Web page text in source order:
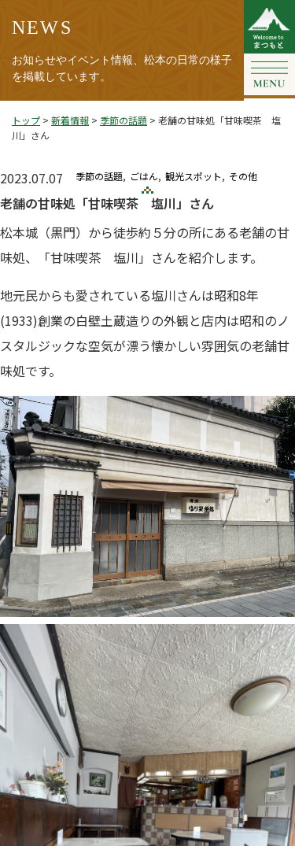
NEWS
お知らせやイベント情報、松本の日常の様子
を掲載しています。
トップ > 新着情報 > 季節の話題 > 老舗の甘味処「甘味喫茶 塩
川」さん
2023.07.07 季節の話題 ごはん 観光スポット その他
老舗の甘味処「甘味喫茶 塩川」さん
松本城（黒門）から徒歩約５分の所にある老舗の甘
味処、「甘味喫茶 塩川」さんを紹介します。
地元民からも愛されている塩川さんは昭和8年
(1933)創業の白壁土蔵造りの外観と店内は昭和のノ
スタルジックな空気が漂う懐かしい雰囲気の老舗甘
味処です。